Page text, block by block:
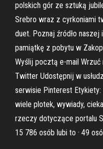
polskich gór ze sztuką
Srebro wraz z cyrkoniami
duet. Poznaj źródło
pamiątkę z pobytu w
Wyślij pocztą e-mail Wrzuć
Twitter Udostępnij w
serwisie Pinterest
wiele plotek, wywiady,
rzeczy dotyczące portalu
15 786 osób lubi to · 49